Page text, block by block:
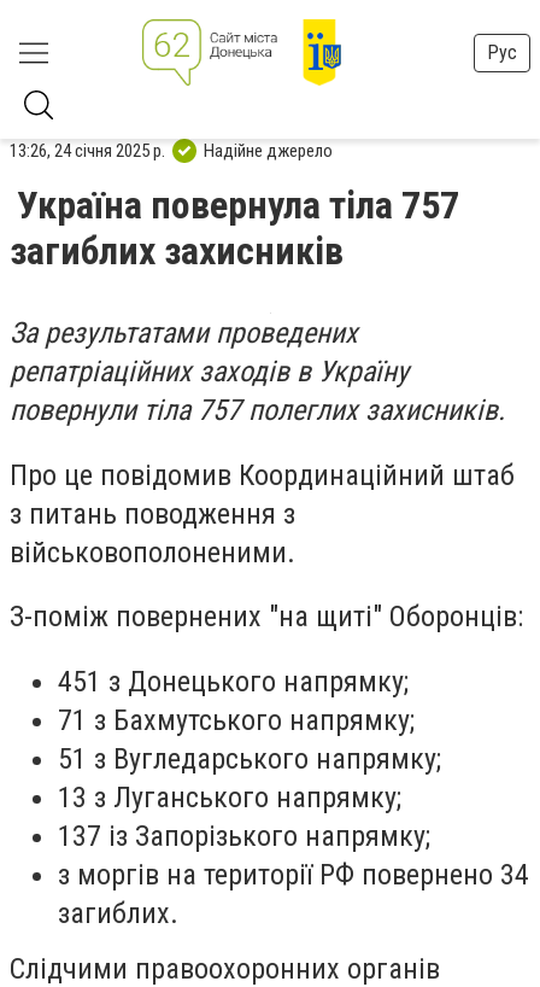
Рус
13:26, 24 січня 2025 р. Надійне джерело
Україна повернула тіла 757
загиблих захисників
За результатами проведених
репатріаційних заходів в Україну
повернули тіла 757 полеглих захисників.
Про це повідомив Координаційний штаб
з питань поводження з
військовополоненими.
З-поміж повернених "на щиті" Оборонців:
451 з Донецького напрямку;
⁠71 з Бахмутського напрямку;
⁠51 з Вугледарського напрямку;
13 з Луганського напрямку;
137 із Запорізького напрямку;
з моргів на території РФ повернено 34
загиблих.
Слідчими правоохоронних органів